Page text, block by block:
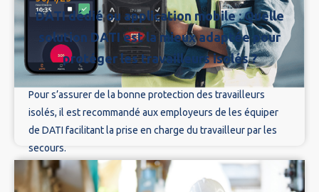
DATI dédié ou application mobile : Quelle
solution DATI est la mieux adaptée pour
protéger les travailleurs isolés ?
Pour s’assurer de la bonne protection des travailleurs
isolés, il est recommandé aux employeurs de les équiper
de DATI facilitant la prise en charge du travailleur par les
secours.